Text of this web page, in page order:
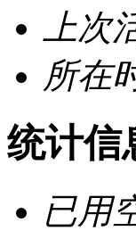
上次
所在
统计信
已用